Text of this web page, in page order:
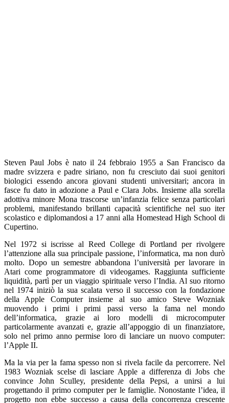
Steven Paul Jobs è nato il 24 febbraio 1955 a San Francisco da
madre svizzera e padre siriano, non fu cresciuto dai suoi genitori
biologici essendo ancora giovani studenti universitari; ancora in
fasce fu dato in adozione a Paul e Clara Jobs. Insieme alla sorella
adottiva minore Mona trascorse un’infanzia felice senza particolari
problemi, manifestando brillanti capacità scientifiche nel suo iter
scolastico e diplomandosi a 17 anni alla Homestead High School di
Cupertino.
Nel 1972 si iscrisse al Reed College di Portland per rivolgere
l’attenzione alla sua principale passione, l’informatica, ma non durò
molto. Dopo un semestre abbandona l’università per lavorare in
Atari come programmatore di videogames. Raggiunta sufficiente
liquidità, partì per un viaggio spirituale verso l’India. Al suo ritorno
nel 1974 iniziò la sua scalata verso il successo con la fondazione
della Apple Computer insieme al suo amico Steve Wozniak
muovendo i primi i primi passi verso la fama nel mondo
dell’informatica, grazie ai loro modelli di microcomputer
particolarmente avanzati e, grazie all’appoggio di un finanziatore,
solo nel primo anno permise loro di lanciare un nuovo computer:
l’Apple II.
Ma la via per la fama spesso non si rivela facile da percorrere. Nel
1983 Wozniak scelse di lasciare Apple a differenza di Jobs che
convince John Sculley, presidente della Pepsi, a unirsi a lui
progettando il primo computer per le famiglie. Nonostante l’idea, il
progetto non ebbe successo a causa della concorrenza crescente